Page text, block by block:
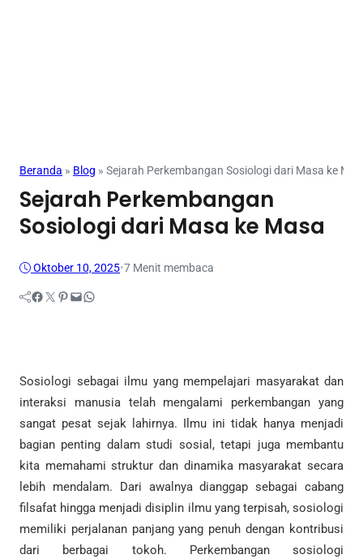
Beranda » Blog » Sejarah Perkembangan Sosiologi dari Masa ke
Sejarah Perkembangan
Sosiologi dari Masa ke Masa
Oktober 10, 2025•7 Menit membaca
Facebook Twitter Pinterest Mail WhatsApp
Sosiologi sebagai ilmu yang mempelajari masyarakat dan
interaksi manusia telah mengalami perkembangan yang
sangat pesat sejak lahirnya. Ilmu ini tidak hanya menjadi
bagian penting dalam studi sosial, tetapi juga membantu
kita memahami struktur dan dinamika masyarakat secara
lebih mendalam. Dari awalnya dianggap sebagai cabang
filsafat hingga menjadi disiplin ilmu yang terpisah, sosiologi
memiliki perjalanan panjang yang penuh dengan kontribusi
dari berbagai tokoh. Perkembangan sosiologi